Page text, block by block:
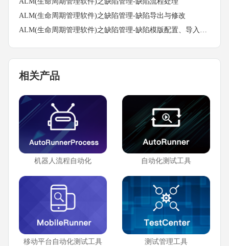
ALM(生命周期管理软件)之缺陷管理-缺陷导出与修改
ALM(生命周期管理软件)之缺陷管理-缺陷模版配置、导入缺陷
相关产品
机器人流程自动化 自动化测试工具
移动平台自动化测试工具 测试管理工具